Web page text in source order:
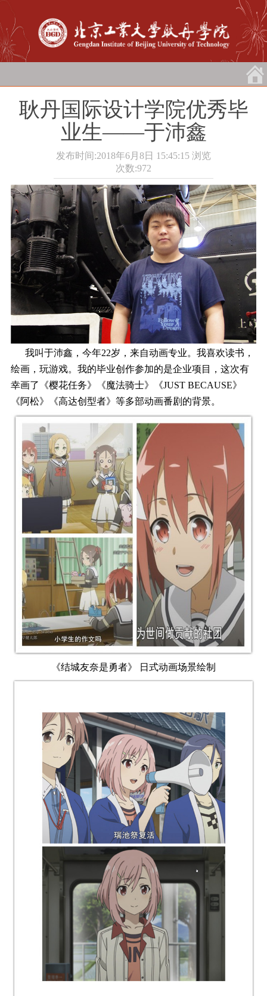
耿丹国际设计学院优秀毕
业生――于沛鑫
发布时间:2018年6月8日 15:45:15 浏览
次数:972
我叫于沛鑫，今年22岁，来自动画专业。我喜欢读书，
绘画，玩游戏。我的毕业创作参加的是企业项目，这次有
幸画了《樱花任务》《魔法骑士》《JUST BECAUSE》
《阿松》《高达创型者》等多部动画番剧的背景。
《结城友奈是勇者》 日式动画场景绘制